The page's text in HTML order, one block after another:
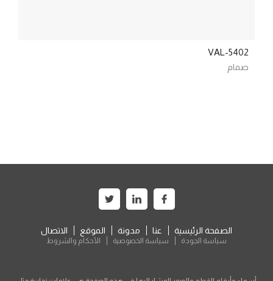
VAL-5402
صمام
الصفحة الرئيسية عنا مدونة الموقع الاتصال
سياسة الجودة سياسة الخصوصية الأحكام والشروط